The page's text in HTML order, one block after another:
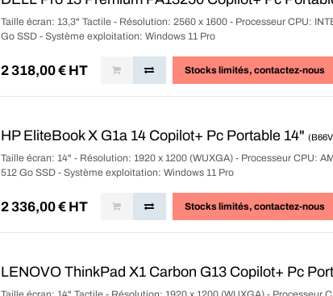
Taille écran: 13,3" Tactile - Résolution: 2560 x 1600 - Processeur CPU:
Go SSD - Système exploitation: Windows 11 Pro
2 318,00€ HT Stocks limités, contactez-nous
HP EliteBook X G1a 14 Copilot+ Pc Portable 14"
Taille écran: 14" - Résolution: 1920 x 1200 (WUXGA) - Processeur CPU:
512 Go SSD - Système exploitation: Windows 11 Pro
2 336,00€ HT Stocks limités, contactez-nous
LENOVO ThinkPad X1 Carbon G13 Copilot+ Pc